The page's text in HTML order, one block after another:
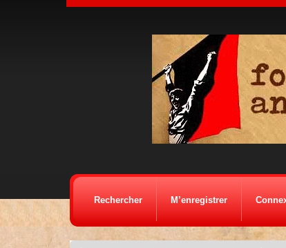
Rechercher M’enregistrer